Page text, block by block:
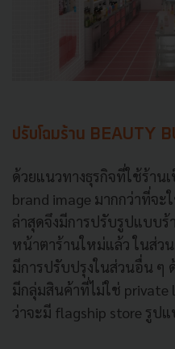
ปรับโฉมร้าน BEAUTY
ด้วยแนวทางธุรกิจที่ใช้ร้าน
brand image มากกว่าที่จ
ล่าสุดจึงมีการปรับรูปแบบ
หน้าตาร้านใหม่แล้ว ในส่วน
มีการปรับปรุงในส่วนอื่น ๆ
มีกลุ่มสินค้าที่ไม่ใช่ private
ว่าจะมี flagship store รูป